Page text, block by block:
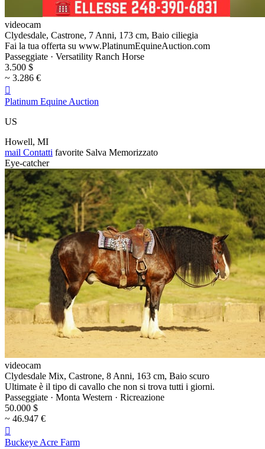
videocam
Clydesdale, Castrone, 7 Anni, 173 cm, Baio ciliegia
Fai la tua offerta su www.PlatinumEquineAuction.com
Passeggiate · Versatility Ranch Horse
3.500 $
~ 3.286 €

Platinum Equine Auction
US
Howell, MI
mail Contatti favorite Salva Memorizzato
Eye-catcher
videocam
Clydesdale Mix, Castrone, 8 Anni, 163 cm, Baio scuro
Ultimate è il tipo di cavallo che non si trova tutti i giorni.
Passeggiate · Monta Western · Ricreazione
50.000 $
~ 46.947 €

Buckeye Acre Farm